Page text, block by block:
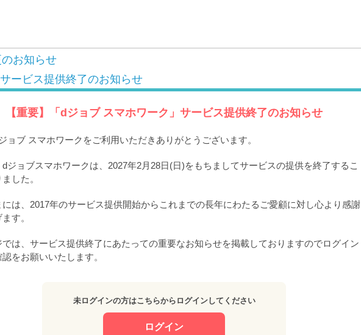
のお知らせ
ービス提供終了のお知らせ
【重要】「dジョブ スマホワーク」サービス提供終了のお知らせ
ョブ スマホワークをご利用いただきありがとうございます。
dジョブスマホワークは、2027年2月28日(日)をもちましてサービスの提供を終了するこ
した。
には、2017年のサービス提供開始からこれまでの長年にわたるご愛顧に対し心より感謝
す。
では、サービス提供終了にあたっての重要なお知らせを掲載しておりますのでログイン
認をお願いいたします。
未ログインの方はこちらからログインしてください
ログイン